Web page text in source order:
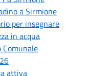
a Sirmione
per insegnare
in acqua
Comunale
attiva